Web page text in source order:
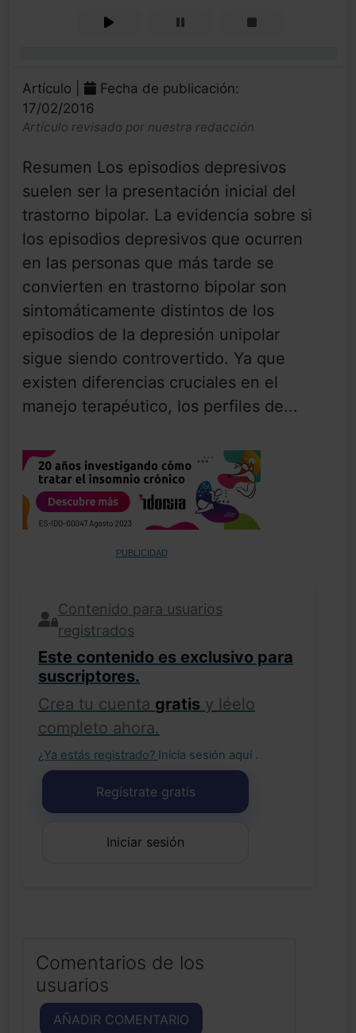
Artículo |
Fecha de publicación:
17/02/2016
Artículo revisado por nuestra redacción
Resumen Los episodios depresivos
suelen ser la presentación inicial del
trastorno bipolar. La evidencia sobre si
los episodios depresivos que ocurren
en las personas que más tarde se
convierten en trastorno bipolar son
sintomáticamente distintos de los
episodios de la depresión unipolar
sigue siendo controvertido. Ya que
existen diferencias cruciales en el
manejo terapéutico, los perfiles de...
PUBLICIDAD
Contenido para usuarios
registrados
Este contenido es exclusivo para
suscriptores.
Crea tu cuenta gratis y léelo
completo ahora.
¿Ya estás registrado? Inicia sesión aquí .
Regístrate gratis
Iniciar sesión
Comentarios de los
usuarios
AÑADIR COMENTARIO